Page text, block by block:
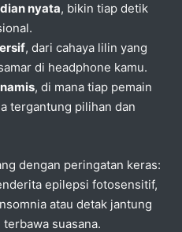
nyata, bikin tiap detik
, dari cahaya lilin yang
di headphone kamu.
, di mana tiap pemain
tergantung pilihan dan
dengan peringatan keras:
epilepsi fotosensitif,
atau detak jantung
suasana.